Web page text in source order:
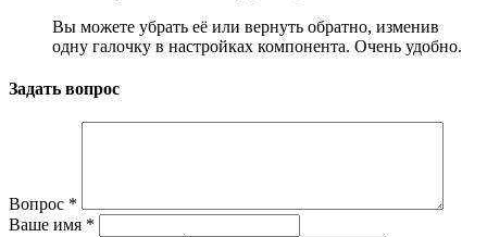
Вы можете убрать её или вернуть обратно, изменив
одну галочку в настройках компонента. Очень удобно.
Задать вопрос
Вопрос *
Ваше имя *